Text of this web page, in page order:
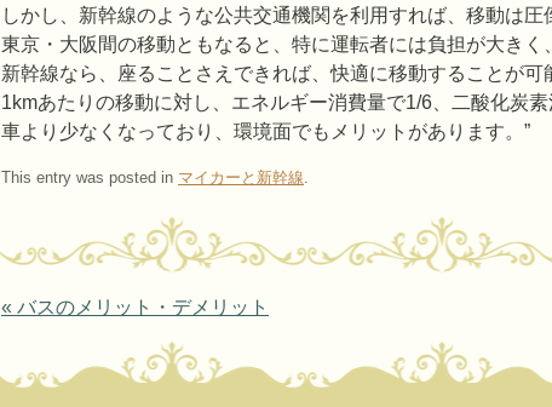
しかし、新幹線のような公共交通機関を利用すれば、移動は
東京・大阪間の移動ともなると、特に運転者には負担が大き
新幹線なら、座ることさえできれば、快適に移動することが可
1kmあたりの移動に対し、エネルギー消費量で1/6、二酸化炭
車より少なくなっており、環境面でもメリットがあります。”
This entry was posted in マイカーと新幹線.
Post navigation
« バスのメリット・デメリット